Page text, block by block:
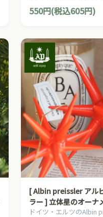
アン・カントリー・スタ
550円(税込605円)
[ Albin preissler アル
ラー ] 立体星のオーナ
ムの星 赤い星 立体 大
ドイツ・エルツのAlbin